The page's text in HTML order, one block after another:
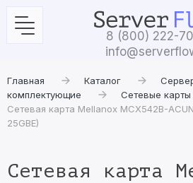
8 (800) 222-
Главная Каталог
комплектующие
Сетевые карты
Сетевая карта Mellanox MCX542B-
25GBE)
Сетевая карта